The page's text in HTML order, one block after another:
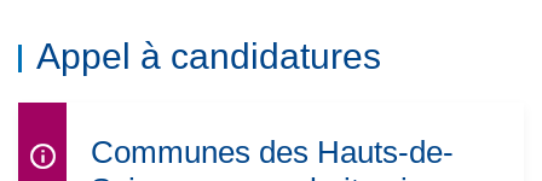
Appel à candidatures
Communes des Hauts-de-